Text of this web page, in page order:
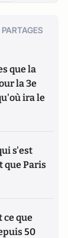
que la
la 3e
ira le
s'est
que Paris
ce que
50